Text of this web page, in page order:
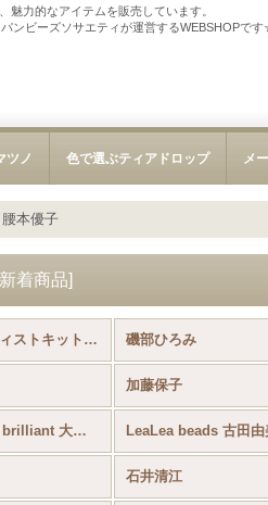
魅力的なアイテムを販売しています。
ンビーズソサエティが運営するWEBSHOPで
ツノ 色で選ぶティアドロップ メ
腰本優子
新着商品]
国内アーティストキット (全商品) 磯部ひろみ
加藤保子
Beads工房 brilliant 大槻友美 LeaLea beads 古田由
石井清江